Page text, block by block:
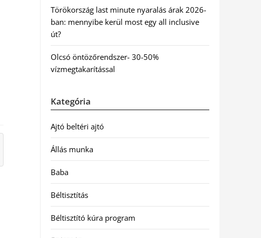
Törökország last minute nyaralás árak 2026-
ban: mennyibe kerül most egy all inclusive
út?
Olcsó öntözőrendszer- 30-50%
vízmegtakarítással
Kategória
Ajtó beltéri ajtó
Állás munka
Baba
Béltisztítás
Béltisztító kúra program